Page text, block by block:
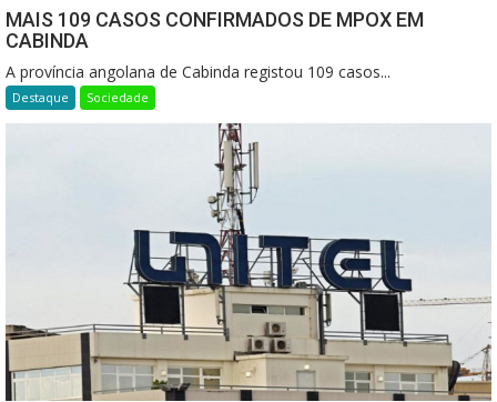
MAIS 109 CASOS CONFIRMADOS DE MPOX EM
CABINDA
A província angolana de Cabinda registou 109 casos...
Destaque Sociedade